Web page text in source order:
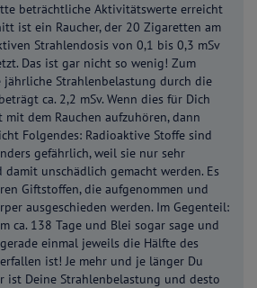
beträchtliche Aktivitätswerte erreicht
ist ein Raucher, der 20 Zigaretten am
Strahlendosis von 0,1 bis 0,3 mSv
Das ist gar nicht so wenig! Zum
jährliche Strahlenbelastung durch die
ca. 2,2 mSv. Wenn dies für Dich
dem Rauchen aufzuhören, dann
Folgendes: Radioaktive Stoffe sind
gefährlich, weil sie nur sehr
damit unschädlich gemacht werden. Es
Giftstoffen, die aufgenommen und
ausgeschieden werden. Im Gegenteil:
ca. 138 Tage und Blei sogar sage und
einmal jeweils die Hälfte des
ist! Je mehr und je länger Du
ist Deine Strahlenbelastung und desto